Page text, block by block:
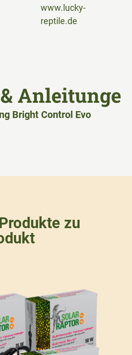
www.lucky-
reptile.de
Anleitunge
Bright Control Evo
zu